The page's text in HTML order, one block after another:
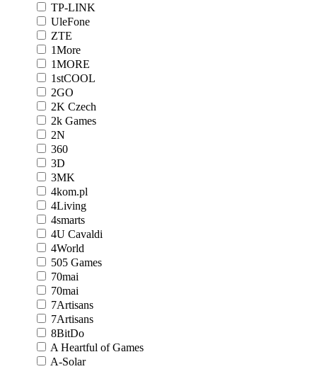
TP-LINK
UleFone
ZTE
1More
1MORE
1stCOOL
2GO
2K Czech
2k Games
2N
360
3D
3MK
4kom.pl
4Living
4smarts
4U Cavaldi
4World
505 Games
70mai
70mai
7Artisans
7Artisans
8BitDo
A Heartful of Games
A-Solar